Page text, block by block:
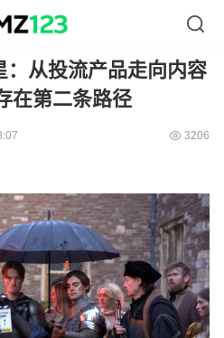
从投流产品走向内容
在第二条路径
3206